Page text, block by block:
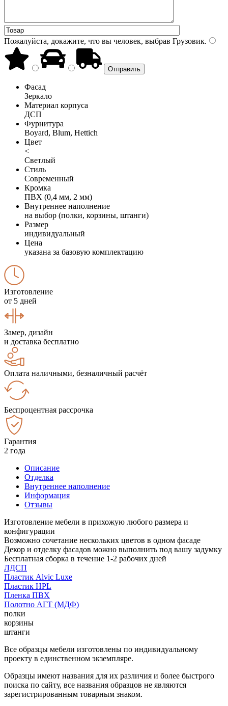
Пожалуйста, докажите, что вы человек, выбрав Грузовик.
Фасад
Зеркало
Материал корпуса
ДСП
Фурнитура
Boyard, Blum, Hettich
Цвет
<
Светлый
Стиль
Современный
Кромка
ПВХ (0,4 мм, 2 мм)
Внутреннее наполнение
на выбор (полки, корзины, штанги)
Размер
индивидуальный
Цена
указана за базовую комплектацию
Изготовление
от 5 дней
Замер, дизайн
и доставка бесплатно
Оплата наличными, безналичный расчёт
Беспроцентная рассрочка
Гарантия
2 года
Описание
Отделка
Внутреннее наполнение
Информация
Отзывы
Изготовление мебели в прихожую любого размера и
конфигурации
Возможно сочетание нескольких цветов в одном фасаде
Декор и отделку фасадов можно выполнить под вашу задумку
Бесплатная сборка в течение 1-2 рабочих дней
ЛДСП
Пластик Alvic Luxe
Пластик HPL
Пленка ПВХ
Полотно АГТ (МДФ)
полки
корзины
штанги
Все образцы мебели изготовлены по индивидуальному
проекту в единственном экземпляре.
Образцы имеют названия для их различия и более быстрого
поиска по сайту, все названия образцов не являются
зарегистрированным товарным знаком.